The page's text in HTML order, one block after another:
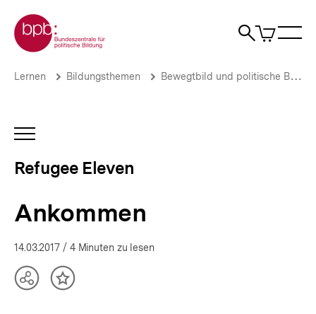
zum
Seiteninhalt
springen
Zur Startseite der bpb
Suche
Artikel
im
Ankommen
bpb.de
Brotkrümelnavigation
Pfadnavigation
Lernen Bildungsthemen Bewegtbild und politische Bildung
INHALTSNAVIGATION
Refugee Eleven
Ankommen
14.03.2017 / 4 Minuten zu lesen
TeilenInhalt